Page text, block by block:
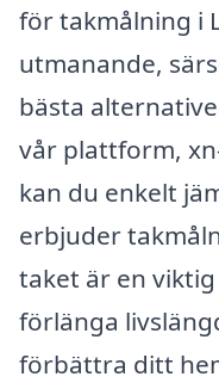
för takmålning i
utmanande,
bästa
vår plattform,
kan du enkelt
erbjuder
taket är en
förlänga
förbättra ditt